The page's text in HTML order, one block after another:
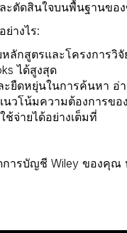
ะตัดสินใจบนพื้นฐานข
างไร:
ลักสูตรและโครงการวิ
ได้สูงสุด
ยืดหยุ่นในการค้นหา อ่
นวโน้มความต้องการขอ
จ่ายได้อย่างเต็มที่
การบัญชี Wiley ของคุ